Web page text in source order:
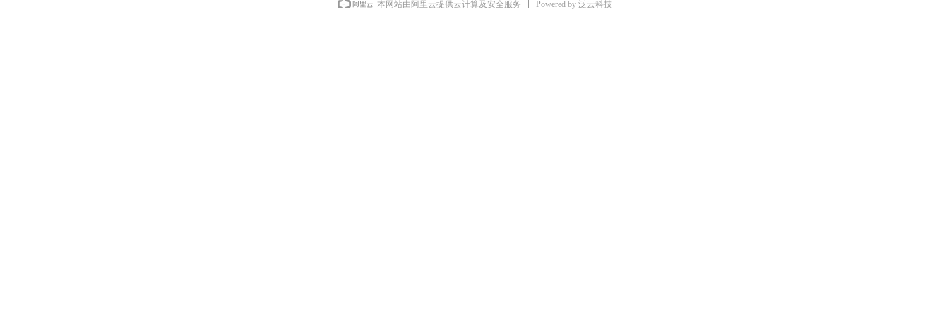
本网站由阿里云提供云计算及安全服务 Powered by 泛云科技